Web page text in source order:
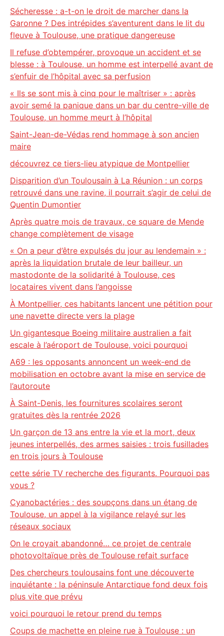
Sécheresse : a-t-on le droit de marcher dans la
Garonne ? Des intrépides s’aventurent dans le lit du
fleuve à Toulouse, une pratique dangereuse
Il refuse d’obtempérer, provoque un accident et se
blesse : à Toulouse, un homme est interpellé avant de
s’enfuir de l’hôpital avec sa perfusion
« Ils se sont mis à cinq pour le maîtriser » : après
avoir semé la panique dans un bar du centre-ville de
Toulouse, un homme meurt à l’hôpital
Saint-Jean-de-Védas rend hommage à son ancien
maire
découvrez ce tiers-lieu atypique de Montpellier
Disparition d’un Toulousain à La Réunion : un corps
retrouvé dans une ravine, il pourrait s’agir de celui de
Quentin Dumontier
Après quatre mois de travaux, ce square de Mende
change complètement de visage
« On a peur d’être expulsés du jour au lendemain » :
après la liquidation brutale de leur bailleur, un
mastodonte de la solidarité à Toulouse, ces
locataires vivent dans l’angoisse
À Montpellier, ces habitants lancent une pétition pour
une navette directe vers la plage
Un gigantesque Boeing militaire australien a fait
escale à l’aéroport de Toulouse, voici pourquoi
A69 : les opposants annoncent un week-end de
mobilisation en octobre avant la mise en service de
l’autoroute
À Saint-Denis, les fournitures scolaires seront
gratuites dès la rentrée 2026
Un garçon de 13 ans entre la vie et la mort, deux
jeunes interpellés, des armes saisies : trois fusillades
en trois jours à Toulouse
cette série TV recherche des figurants. Pourquoi pas
vous ?
Cyanobactéries : des soupçons dans un étang de
Toulouse, un appel à la vigilance relayé sur les
réseaux sociaux
On le croyait abandonné… ce projet de centrale
photovoltaïque près de Toulouse refait surface
Des chercheurs toulousains font une découverte
inquiétante : la péninsule Antarctique fond deux fois
plus vite que prévu
voici pourquoi le retour prend du temps
Coups de machette en pleine rue à Toulouse : un